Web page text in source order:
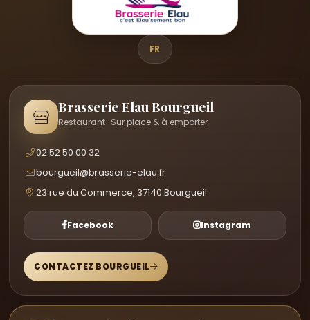
FR
Brasserie Elau Bourgueil
Restaurant · Sur place & à emporter
02 52 50 00 32
bourgueil@brasserie-elau.fr
23 rue du Commerce, 37140 Bourgueil
Facebook Instagram
CONTACTEZ BOURGUEIL